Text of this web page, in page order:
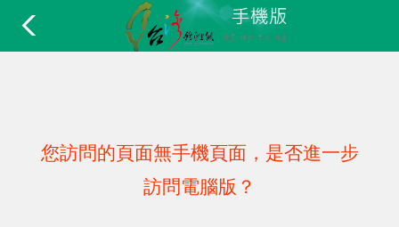
您訪問的頁面無手機頁面，是否進一步
訪問電腦版？